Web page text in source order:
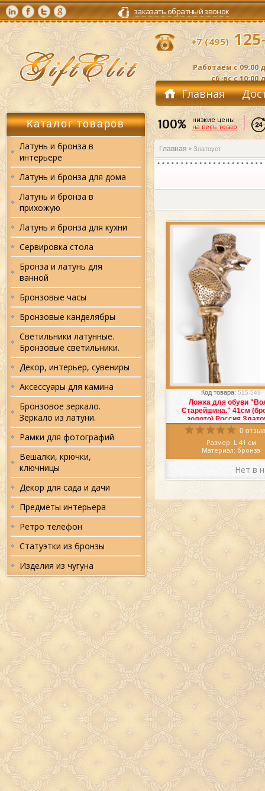
заказать обратный звонок
+7 (495)
Работаем с 09:00
сб-вс с 10:00
Главная
Контакты
Каталог товаров
Латунь и бронза в
интерьере
Латунь и бронза для дома
Латунь и бронза в
прихожую
Латунь и бронза для кухни
Сервировка стола
Бронза и латунь для
ванной
Бронзовые часы
Бронзовые канделябры
Светильники латунные.
Бронзовые светильники.
Декор, интерьер, сувениры
Аксессуары для камина
Бронзовое зеркало.
Зеркало из латуни.
Рамки для фотографий
Вешалки, крючки,
ключницы
Декор для сада и дачи
Предметы интерьера
Ретро телефон
Статуэтки из бронзы
Изделия из чугуна
низкие цены
на весь товар
Главная » Златоуст
Избранное
Код товара:515-549
Ложка для обуви
Старейшина." 41см
золото) Россия
0
Размер: L 41 см
Материал: бронза
Цвет: золото, патина
Страна: Россия,
Ложка для обуви
Чудесная Ложка для
Старейшина.", выполнена
первоклассных мастеров
дела в очаровательном
цвете. Во все времена
бронзы и латуни
предметом достатка и
Одним из таких предметов
являетсяЛожка для обуви
Старейшина."
.
бронзовых
аксессуаров
время несомненно велика
есть возможность прямо
купить эксклюзивную
обуви "Волк.
Бронза
- это дорогой,
классический материал,
тысячелетиями и
информацию о культуре
Бронзовая Ложка для
Старейшина."
прекрасном дизайне в
роскошном цвете, что
поистине королевским
и достойным
интерьера
БронзоваяЛожка для
Старейшина." и другие
из
бронзы - это роскошный
на все случаи жизни,
непременно порадует.
обуви "Волк.
день будет
прошедшем празднике и о
который преподнес
великолепный
Нет в